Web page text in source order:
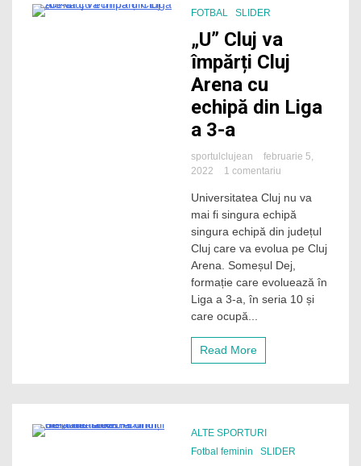
cu
înfrângere!
FOTBAL SLIDER
„U” Cluj va
împărți Cluj
Arena cu
echipă din Liga
a 3-a
sportulclujean
februarie 5,
2022
1 comentariula
Cluj
va
împărți
Arena
cu
echipă
din
Universitatea Cluj nu va
mai fi singura echipă
singura echipă din județul
Cluj care va evolua pe Cluj
Arena. Someșul Dej,
formație care evoluează în
Liga a 3-a, în seria 10 și
care ocupă...
Read More
ALTE SPORTURI
Fotbal feminin
SLIDER